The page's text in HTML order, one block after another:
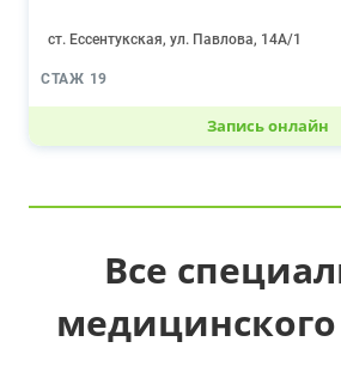
ст. Ессентукская, ул. Павлова, 14А/1
СТАЖ 19
Запись онлайн
Все